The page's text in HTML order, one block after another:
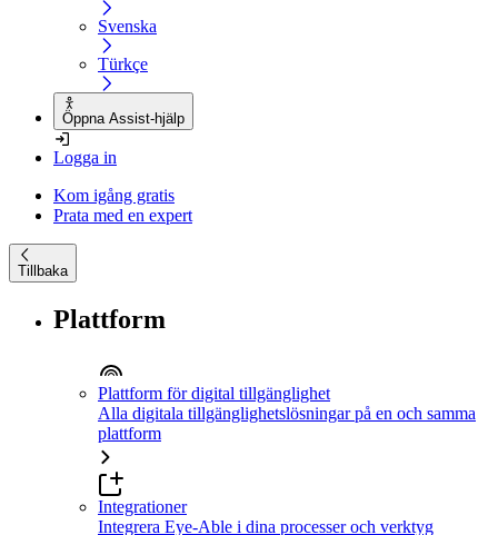
Svenska
Türkçe
Öppna Assist-hjälp
Logga in
Kom igång gratis
Prata med en expert
Tillbaka
Plattform
Plattform för digital tillgänglighet
Alla digitala tillgänglighetslösningar på en och samma
plattform
Integrationer
Integrera Eye-Able i dina processer och verktyg